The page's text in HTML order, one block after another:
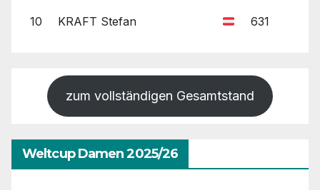
10 KRAFT Stefan 631
zum vollständigen Gesamtstand
Weltcup Damen 2025/26